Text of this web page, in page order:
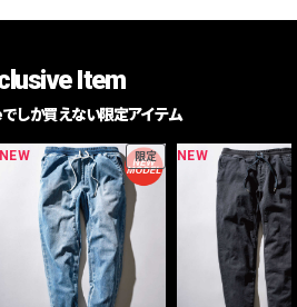
Item
しか買えない限定アイテム
NEW 限定 NEW